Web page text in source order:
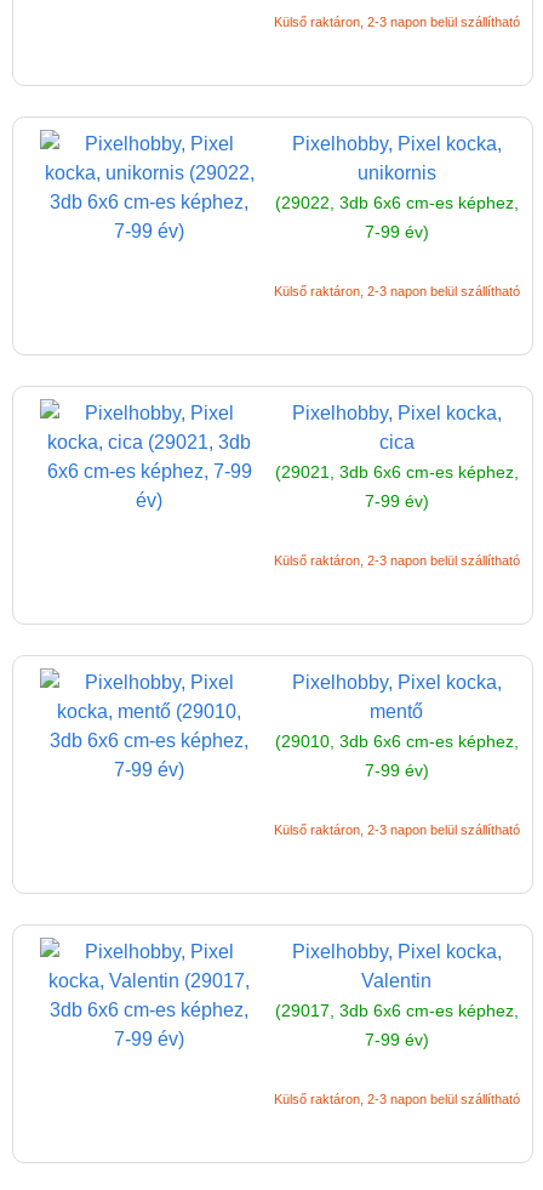
Külső raktáron, 2-3 napon belül szállítható
Pixelhobby, Pixel kocka,
unikornis
(29022, 3db 6x6 cm-es képhez,
7-99 év)
Külső raktáron, 2-3 napon belül szállítható
Pixelhobby, Pixel kocka,
cica
(29021, 3db 6x6 cm-es képhez,
7-99 év)
Külső raktáron, 2-3 napon belül szállítható
Pixelhobby, Pixel kocka,
mentő
(29010, 3db 6x6 cm-es képhez,
7-99 év)
Külső raktáron, 2-3 napon belül szállítható
Pixelhobby, Pixel kocka,
Valentin
(29017, 3db 6x6 cm-es képhez,
7-99 év)
Külső raktáron, 2-3 napon belül szállítható
Pixelhobby képkeret
több alaplapos szettek)
Spiegelburg játékok
Strandjátékok
kalandozás
(baba,autó,konyha,épület,..)
Tudományos játék
Ügyességi játékok
Adatkezelés